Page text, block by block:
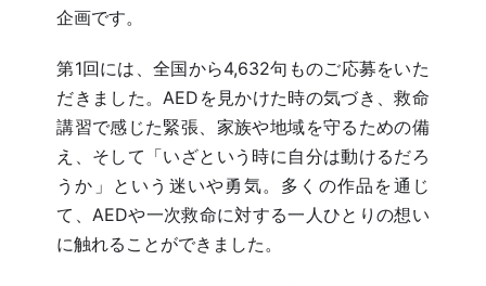
企画です。
第1回には、全国から4,632句ものご応募をいた
だきました。AEDを見かけた時の気づき、救命
講習で感じた緊張、家族や地域を守るための備
え、そして「いざという時に自分は動けるだろ
うか」という迷いや勇気。多くの作品を通じ
て、AEDや一次救命に対する一人ひとりの想い
に触れることができました。